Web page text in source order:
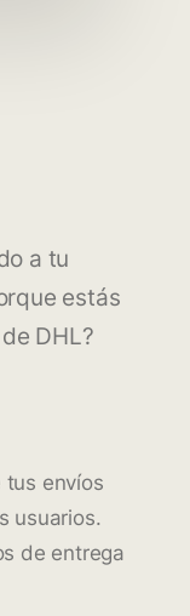
a tu
estás
DHL?
tus envíos
usuarios.
de entrega